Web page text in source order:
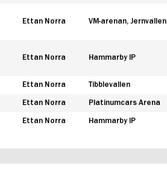
Ettan Norra VM-arenan, Jernvallen
Ettan Norra Hammarby IP
Ettan Norra Tibblevallen
Ettan Norra Platinumcars Arena
Ettan Norra Hammarby IP